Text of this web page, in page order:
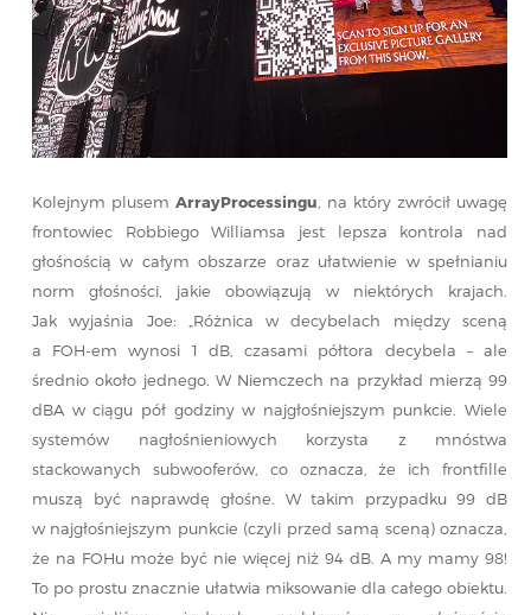
Kolejnym plusem ArrayProcessingu , na który zwrócił uwagę
frontowiec Robbiego Williamsa jest lepsza kontrola nad
głośnością w całym obszarze oraz ułatwienie w spełnianiu
norm głośności, jakie obowiązują w niektórych krajach.
Jak wyjaśnia Joe: „Różnica w decybelach między sceną
a FOH-em wynosi 1 dB, czasami półtora decybela – ale
średnio około jednego. W Niemczech na przykład mierzą 99
dBA w ciągu pół godziny w najgłośniejszym punkcie. Wiele
systemów nagłośnieniowych korzysta z mnóstwa
stackowanych subwooferów, co oznacza, że ​​ich frontfille
muszą być naprawdę głośne. W takim przypadku 99 dB
w najgłośniejszym punkcie (czyli przed samą sceną) oznacza,
że na FOHu może być nie więcej niż 94 dB. A my mamy 98!
To po prostu znacznie ułatwia miksowanie dla całego obiektu.